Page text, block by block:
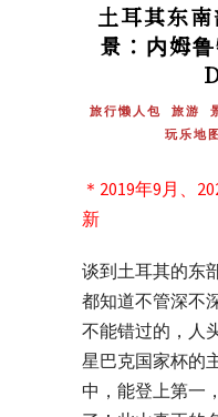
土耳其东
景：内姆
旅行懒人包 旅游
玩乐地图
＊2019年9月、
新
谈到土耳其的东
都知道不管深不
不能错过的，人
星巴克国家杯的
中，能登上第一